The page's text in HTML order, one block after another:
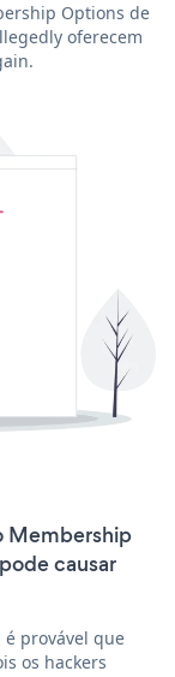
Options de
oferecem
Membership
causar
é provável que
os hackers